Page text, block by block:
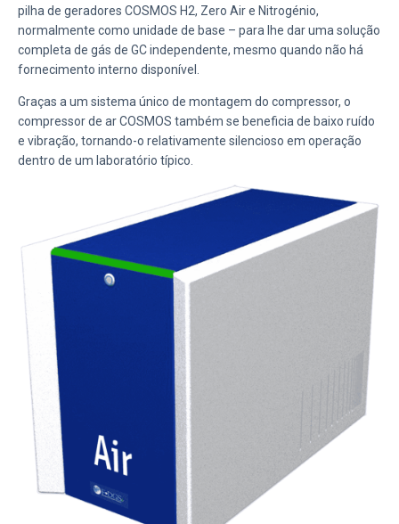
pilha de geradores COSMOS H2, Zero Air e Nitrogénio,
normalmente como unidade de base – para lhe dar uma solução
completa de gás de GC independente, mesmo quando não há
fornecimento interno disponível.
Graças a um sistema único de montagem do compressor, o
compressor de ar COSMOS também se beneficia de baixo ruído
e vibração, tornando-o relativamente silencioso em operação
dentro de um laboratório típico.